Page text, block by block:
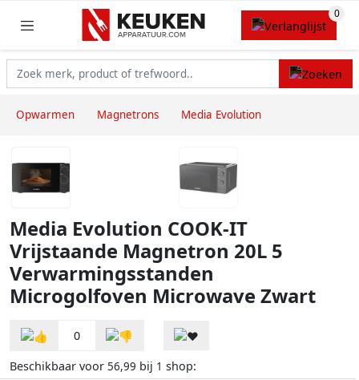
Opwarmen Magnetrons Media Evolution
Media Evolution COOK-IT
Vrijstaande Magnetron 20L 5
Verwarmingsstanden
Microgolfoven Microwave Zwart
0
Beschikbaar voor 56,99 bij 1 shop: